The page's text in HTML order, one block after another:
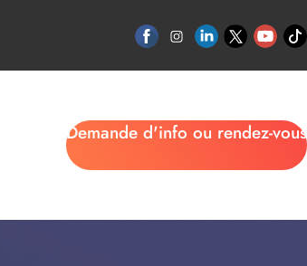
Demande d'info ou rendez-vous